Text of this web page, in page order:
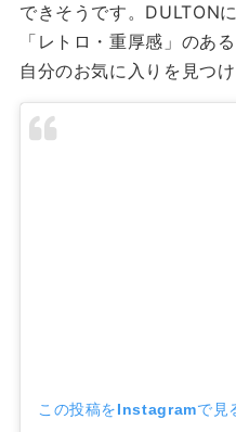
できそうです。DULTON
「レトロ・重厚感」のあ
自分のお気に入りを見つけ
この投稿をInstagramで見